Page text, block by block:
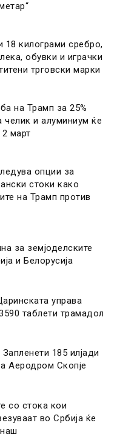
18 килограми сребро,
обувки и играчки
трговски марки
на Трамп за 25%
челик и алуминиум ќе
март
опции за
стоки како
на Трамп против
за земјоделските
и Белорусија
управа
таблети трамадол
185 илјади
Аеродром Скопје
со стока кои
во Србија ќе